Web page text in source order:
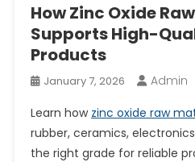
How Zinc Oxide
Supports High-
Products
January 7, 2026 Admin
Learn how zinc oxide raw
rubber, ceramics,
the right grade for reliable